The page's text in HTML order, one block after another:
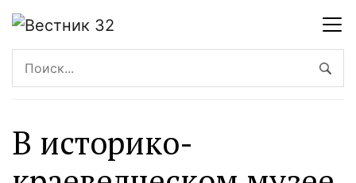
В историко-